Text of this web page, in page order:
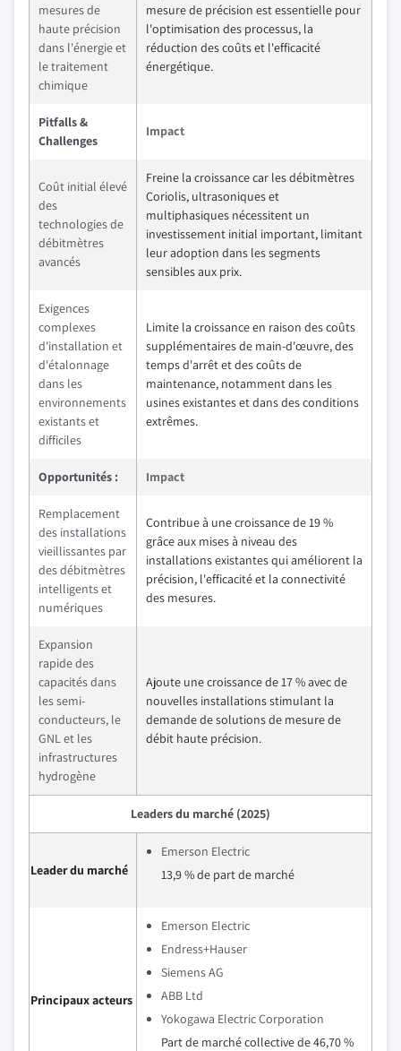
mesures de
haute précision
dans l'énergie et
le traitement
chimique
mesure de précision est essentielle pour
l'optimisation des processus, la
réduction des coûts et l'efficacité
énergétique.
Pitfalls &
Challenges
Impact
Coût initial élevé
des
technologies de
débitmètres
avancés
Freine la croissance car les débitmètres
Coriolis, ultrasoniques et
multiphasiques nécessitent un
investissement initial important, limitant
leur adoption dans les segments
sensibles aux prix.
Exigences
complexes
d'installation et
d'étalonnage
dans les
environnements
existants et
difficiles
Limite la croissance en raison des coûts
supplémentaires de main-d'œuvre, des
temps d'arrêt et des coûts de
maintenance, notamment dans les
usines existantes et dans des conditions
extrêmes.
Opportunités : Impact
Remplacement
des installations
vieillissantes par
des débitmètres
intelligents et
numériques
Contribue à une croissance de 19 %
grâce aux mises à niveau des
installations existantes qui améliorent la
précision, l'efficacité et la connectivité
des mesures.
Expansion
rapide des
capacités dans
les semi-
conducteurs, le
GNL et les
infrastructures
hydrogène
Ajoute une croissance de 17 % avec de
nouvelles installations stimulant la
demande de solutions de mesure de
débit haute précision.
Leaders du marché (2025)
Leader du marché
Emerson Electric
13,9 % de part de marché
Principaux acteurs
Emerson Electric
Endress+Hauser
Siemens AG
ABB Ltd
Yokogawa Electric Corporation
Part de marché collective de 46,70 %